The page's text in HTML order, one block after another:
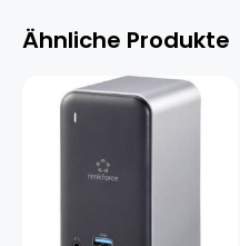
Ähnliche Produkte